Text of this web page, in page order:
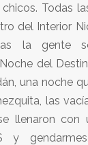
Todas
del Interior
la gente
del
una noche
las
llenaron con
y